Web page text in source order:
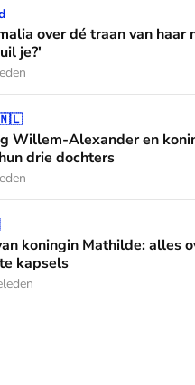
van haar moeder:
over dé traan van haar
je?'
en koningin Máxima
🇳🇱
Willem-Alexander en
drie dochters
alles over haar
koningin Mathilde: alles
kapsels